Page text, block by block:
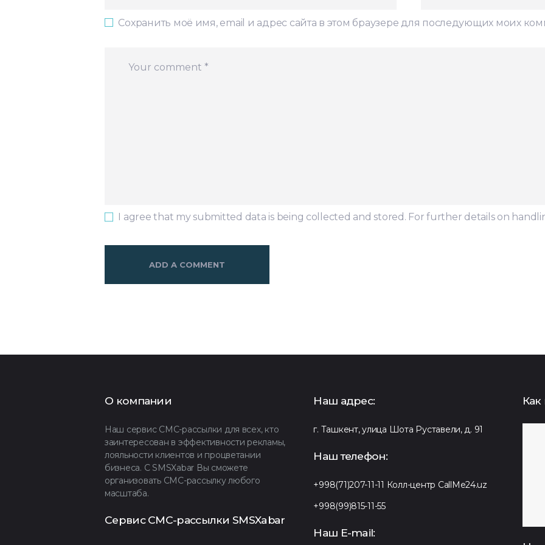
Сохранить моё имя, email и адрес сайта в этом браузере для последующих моих
I agree that my submitted data is being collected and stored. For further details on
О компании
Наш сервис СМС-рассылки для всех, кто
заинтересован в эффективности рекламы,
лояльности клиентов и процветании
бизнеса. С SMSXabar Вы сможете
организовать СМС-рассылку любого
масштаба.
Сервис СМС-рассылки SMSXabar
Наш адрес:
г. Ташкент, улица Шота Руставели, д. 91
Наш телефон:
+998(71)207-11-11 Колл-центр CallMe24.uz
+998(99)815-11-55
Наш E-mail:
Как